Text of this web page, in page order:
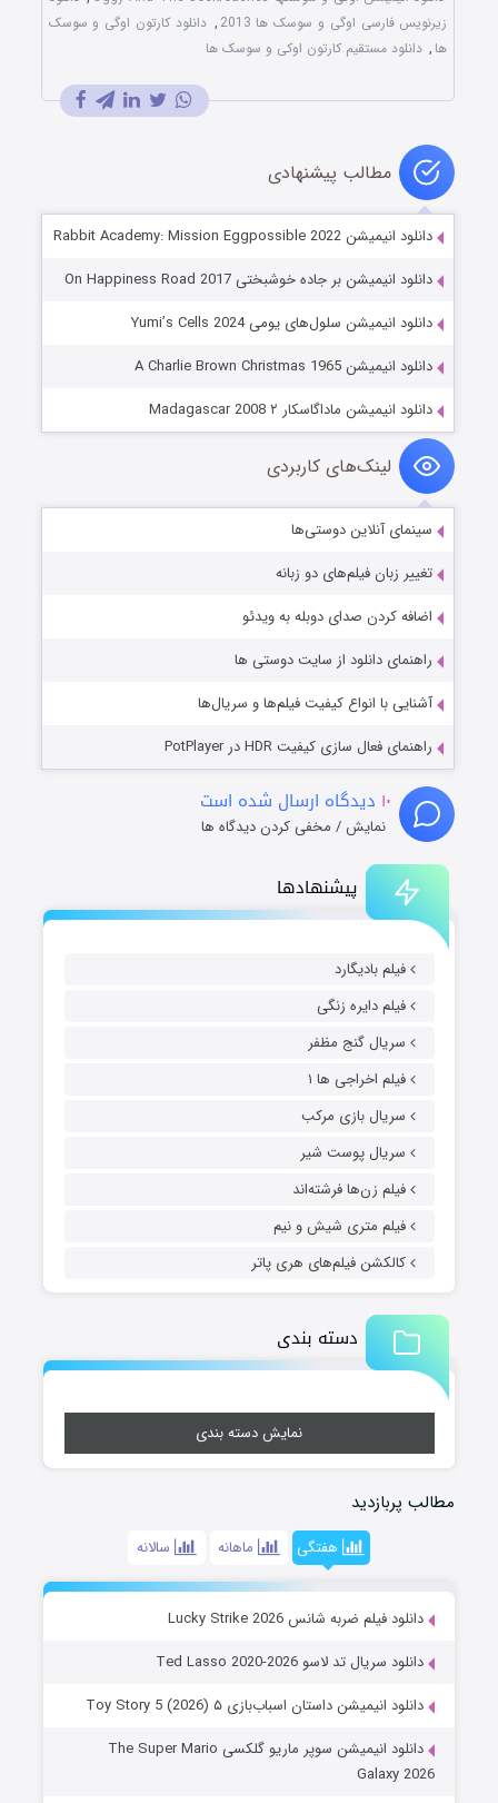
پیشنهادها
فیلم بادیگارد
فیلم دایره زنگی
سریال گنج مظفر
فیلم اخراجی ها ۱
سریال بازی مرکب
سریال پوست شیر
فیلم زن‌ها فرشته‌اند
فیلم متری شیش و نیم
کالکشن فیلم‌های هری پاتر
دسته بندی
نمایش دسته بندی
مطالب پربازدید
هفتگی ماهانه سالانه
دانلود فیلم ضربه شانس Lucky Strike 2026
دانلود سریال تد لاسو Ted Lasso 2020-2026
دانلود انیمیشن داستان اسباب‌بازی ۵ Toy Story 5 (2026)
دانلود انیمیشن سوپر ماریو گلکسی The Super Mario
Galaxy 2026
زیرنویس فارسی اوگی و سوسک ها 2013
, دانلود کارتون اوگی و سوسک
ها , دانلود مستقیم کارتون اوکی و سوسک ها
مطالب پیشنهادی
دانلود انیمیشن Rabbit Academy: Mission Eggpossible 2022
دانلود انیمیشن بر جاده خوشبختی On Happiness Road 2017
دانلود انیمیشن سلول‌های یومی Yumi’s Cells 2024
دانلود انیمیشن A Charlie Brown Christmas 1965
دانلود انیمیشن ماداگاسکار ۲ Madagascar 2008
لینک‌های کاربردی
سینمای آنلاین دوستی‌ها
تغییر زبان فیلم‌های دو زبانه
اضافه کردن صدای دوبله به ویدئو
راهنمای دانلود از سایت دوستی ها
آشنایی با انواع کیفیت فیلم‌ها و سریال‌ها
راهنمای فعال سازی کیفیت HDR در PotPlayer
۱۰ دیدگاه ارسال شده است
نمایش / مخفی کردن دیدگاه ها